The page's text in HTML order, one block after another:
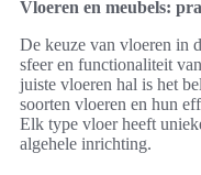
Vloeren en meubels:
De keuze van vloeren in
sfeer en functionaliteit
juiste vloeren hal is het
soorten vloeren en hun
Elk type vloer heeft
algehele inrichting.